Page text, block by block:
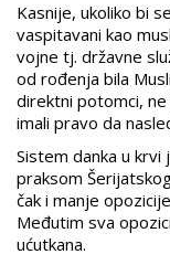
Kasnije, ukoliko bi
vaspitavani kao
vojne tj. državne
od rođenja bila
direktni potomci, ne
imali pravo da
Sistem danka u krvi
praksom
čak i manje
Međutim sva
ućutkana.